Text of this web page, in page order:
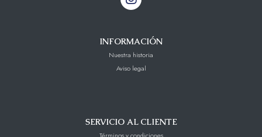
INFORMACIÓN
Nuestra historia
Aviso legal
SERVICIO AL CLIENTE
Términos y condiciones